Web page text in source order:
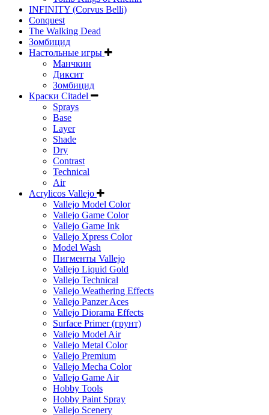
INFINITY (Corvus Belli)
Conquest
The Walking Dead
Зомбицид
Настольные игры
Манчкин
Диксит
Зомбицид
Краски Citadel
Sprays
Base
Layer
Shade
Dry
Contrast
Technical
Air
Acrylicos Vallejo
Vallejo Model Color
Vallejo Game Color
Vallejo Game Ink
Vallejo Xpress Color
Model Wash
Пигменты Vallejo
Vallejo Liquid Gold
Vallejo Technical
Vallejo Weathering Effects
Vallejo Panzer Aces
Vallejo Diorama Effects
Surface Primer (грунт)
Vallejo Model Air
Vallejo Metal Color
Vallejo Premium
Vallejo Mecha Color
Vallejo Game Air
Hobby Tools
Hobby Paint Spray
Vallejo Scenery